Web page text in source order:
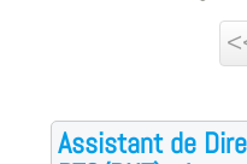
Assistant de